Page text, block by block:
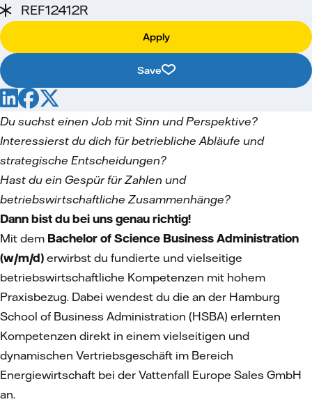
REF12412R
Apply
Save
Du suchst einen Job mit Sinn und Perspektive?
Interessierst du dich für betriebliche Abläufe und
strategische Entscheidungen?
Hast du ein Gespür für Zahlen und
betriebswirtschaftliche Zusammenhänge?
Dann bist du bei uns genau richtig!
Mit dem Bachelor of Science Business Administration
(w/m/d) erwirbst du fundierte und vielseitige
betriebswirtschaftliche Kompetenzen mit hohem
Praxisbezug. Dabei wendest du die an der Hamburg
School of Business Administration (HSBA) erlernten
Kompetenzen direkt in einem vielseitigen und
dynamischen Vertriebsgeschäft im Bereich
Energiewirtschaft bei der Vattenfall Europe Sales GmbH
an.